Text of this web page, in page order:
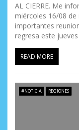
AL CIERRE. Me
miércoles 16/08 de
importantes
regresa este
READ MORE
#NOTICIA REGIONES